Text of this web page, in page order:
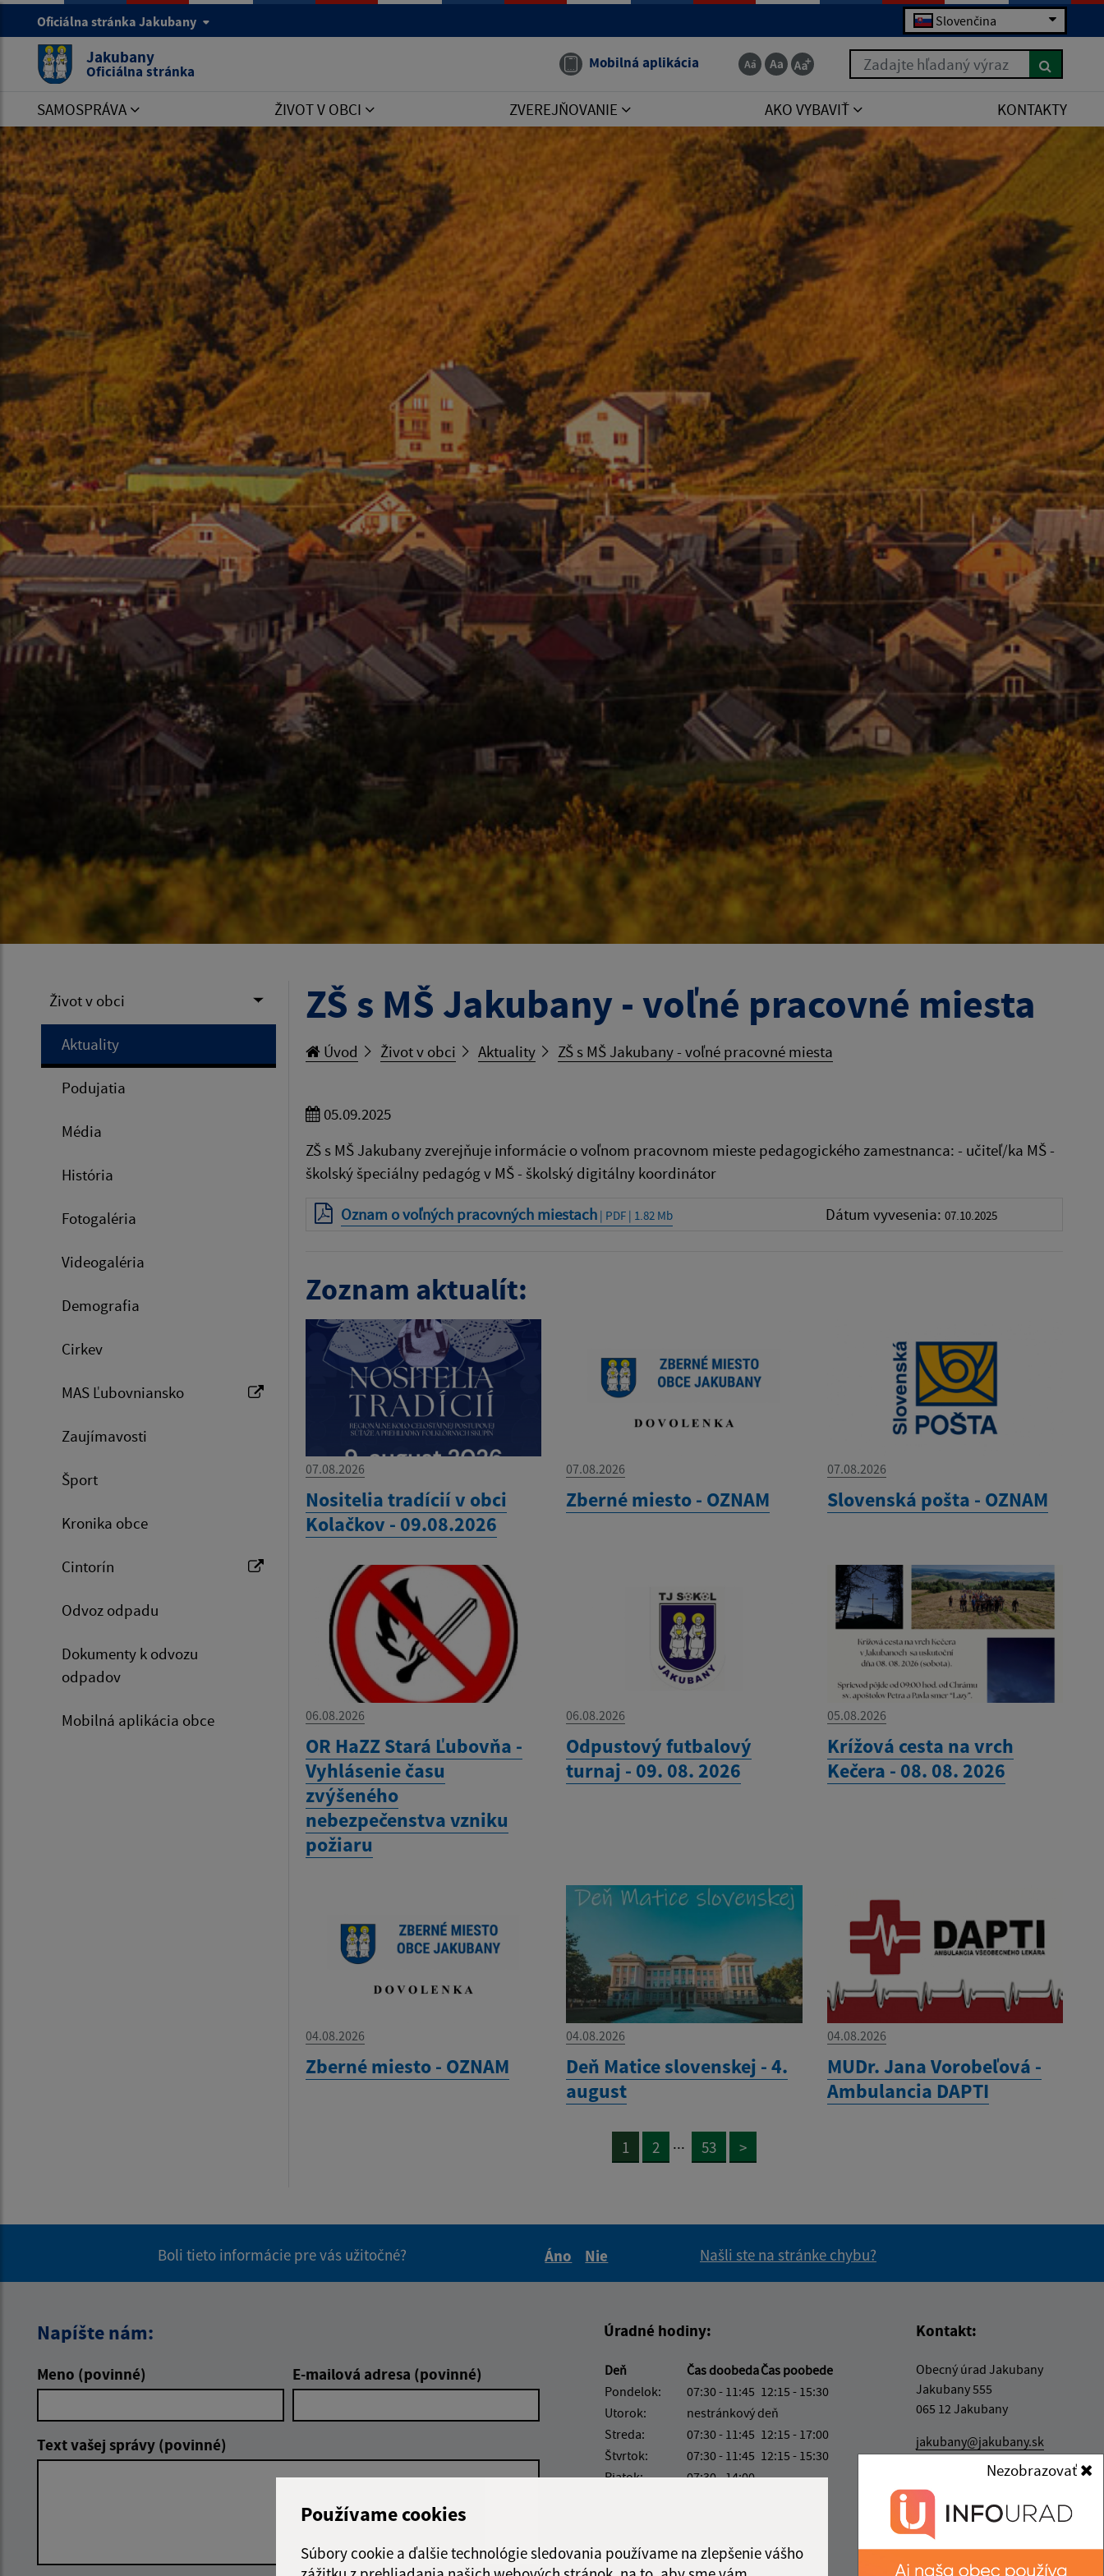
Používame cookies
Súbory cookie a ďalšie technológie sledovania používame na zlepšenie vášho
Nezobrazovať
Oficiálna stránka Jakubany Slovenčina
Jakubany
Oficiálna stránka Mobilná aplikácia Zadajte hľadaný výraz
SAMOSPRÁVA ŽIVOT V OBCI ZVEREJŇOVANIE AKO VYBAVIŤ KONTAKTY
Život v obci
Aktuality
Podujatia
Média
História
Fotogaléria
Videogaléria
Demografia
Cirkev
MAS Ľubovniansko
Zaujímavosti
Šport
Kronika obce
Cintorín
Odvoz odpadu
Dokumenty k odvozu
odpadov
Mobilná aplikácia obce
ZŠ s MŠ Jakubany - voľné pracovné miesta
Úvod Život v obci Aktuality ZŠ s MŠ Jakubany - voľné pracovné miesta
05.09.2025
ZŠ s MŠ Jakubany zverejňuje informácie o voľnom pracovnom mieste pedagogického zamestnanca: - učiteľ/ka MŠ -
školský špeciálny pedagóg v MŠ - školský digitálny koordinátor
Oznam o voľných pracovných miestach| PDF | 1.82 Mb Dátum vyvesenia: 07.10.2025
Zoznam aktualít:
07.08.2026
Nositelia tradícií v obci
Kolačkov - 09.08.2026
07.08.2026
Zberné miesto - OZNAM
07.08.2026
Slovenská pošta - OZNAM
06.08.2026
OR HaZZ Stará Ľubovňa -
Vyhlásenie času
zvýšeného
nebezpečenstva vzniku
požiaru
06.08.2026
Odpustový futbalový
turnaj - 09. 08. 2026
05.08.2026
Krížová cesta na vrch
Kečera - 08. 08. 2026
04.08.2026
Zberné miesto - OZNAM
04.08.2026
Deň Matice slovenskej - 4.
august
04.08.2026
MUDr. Jana Vorobeľová -
Ambulancia DAPTI
1 2 ... 53 >
Boli tieto informácie pre vás užitočné?
Áno
Nie
Našli ste na stránke chybu?
Napíšte nám:
Meno (povinné) E-mailová adresa (povinné)
Text vašej správy (povinné)
Úradné hodiny:
Deň Čas doobedaČas poobede
Pondelok:
07:30 - 11:45 12:15 - 15:30
Utorok:
nestránkový deň
Streda:
07:30 - 11:45 12:15 - 17:00
Štvrtok:
07:30 - 11:45 12:15 - 15:30
Piatok:
07:30 - 14:00
Kontakt:
Obecný úrad Jakubany
Jakubany 555
065 12 Jakubany
jakubany@jakubany.sk
IČO: 00329924